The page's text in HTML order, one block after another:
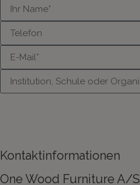
Kontaktinformationen
One Wood Furniture A/S